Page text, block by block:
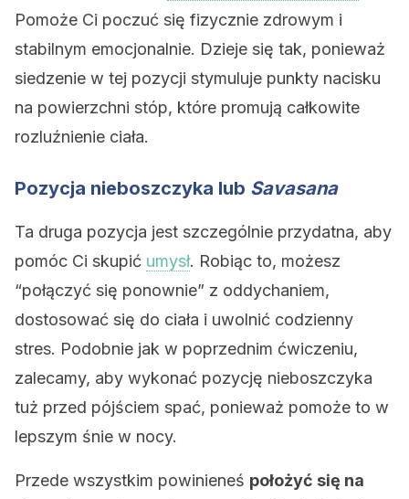
Pomoże Ci poczuć się fizycznie zdrowym i
stabilnym emocjonalnie. Dzieje się tak, ponieważ
siedzenie w tej pozycji stymuluje punkty nacisku
na powierzchni stóp, które promują całkowite
rozluźnienie ciała.
Pozycja nieboszczyka lub Savasana
Ta druga pozycja jest szczególnie przydatna, aby
pomóc Ci skupić umysł. Robiąc to, możesz
“połączyć się ponownie” z oddychaniem,
dostosować się do ciała i uwolnić codzienny
stres. Podobnie jak w poprzednim ćwiczeniu,
zalecamy, aby wykonać pozycję nieboszczyka
tuż przed pójściem spać, ponieważ pomoże to w
lepszym śnie w nocy.
Przede wszystkim powinieneś położyć się na